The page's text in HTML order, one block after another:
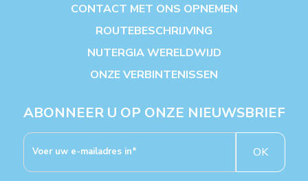
CONTACT MET ONS OPNEMEN
ROUTEBESCHRIJVING
NUTERGIA WERELDWIJD
ONZE VERBINTENISSEN
ABONNEER U OP ONZE NIEUWSBRIEF
OK